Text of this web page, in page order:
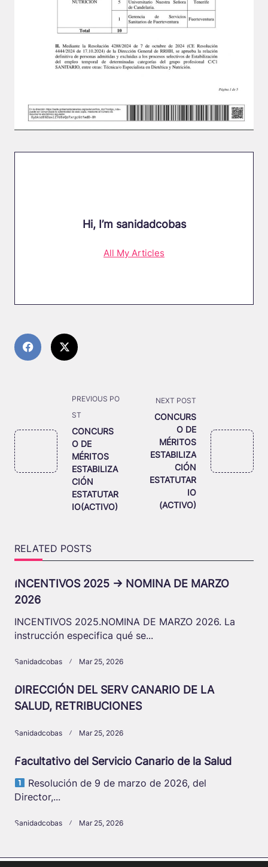
Hi, I’m sanidadcobas
All My Articles
class="nav-
subtitle
screen-
reader-
text">Page</span>
PREVIOUS PO
ST
CONCURS
O DE
MÉRITOS
ESTABILIZA
CIÓN
ESTATUTAR
IO(ACTIVO)
NEXT POST
CONCURS
O DE
MÉRITOS
ESTABILIZA
CIÓN
ESTATUTAR
IO
(ACTIVO)
RELATED POSTS
INCENTIVOS 2025 -> NOMINA DE MARZO
2026
INCENTIVOS 2025.NOMINA DE MARZO 2026. La
instrucción especifica qué se...
Sanidadcobas Mar 25, 2026
DIRECCIÓN DEL SERV CANARIO DE LA
SALUD, RETRIBUCIONES
Sanidadcobas Mar 25, 2026
Facultativo del Servicio Canario de la Salud
Resolución de 9 de marzo de 2026, del
Director,...
Sanidadcobas Mar 25, 2026